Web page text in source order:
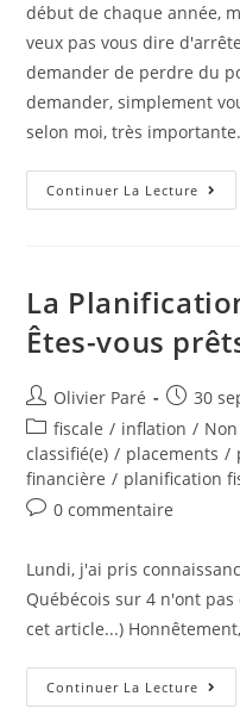
début de chaque année,
veux pas vous dire
demander de perdre du
demander, simplement
selon moi, très importante.
Continuer La Lecture Une
!
La
Êtes-vous
Auteur/autrice
de
la
publication :
Olivier Paré
Post
published:
30
Post
category:
fiscale / inflation / Non
classifié(e) / placements /
financière / planification
Post0 commentaire
Lundi, j'ai pris
Québécois sur 4 n'ont
cet article...)
Continuer La Lecture La